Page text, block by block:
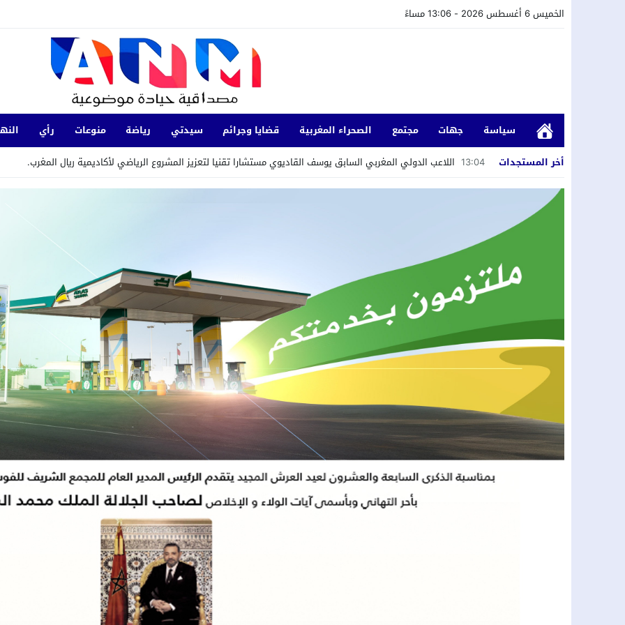
الخميس 6 أغسطس 2026 - 13:06 مساءً
سياسة جهات مجتمع الصحراء المغربية قضايا وجرائم سيدتي رياضة منوعات رأي
أخر المستجدات
13:04 اللاعب الدولي المغربي السابق يوسف القاديوي مستشارا تقنيا لتعزيز المشروع الرياضي لأكاديمية ريال المغرب.
12:55 المختبر الوطني للشرطة العلمية والتقنية التابع يحصل على شهادة الاعتماد والمطابقة والجودة بالمعيار الدوليISO/CEI.
00:48 إحباط تهريب 350 كيلوغرامًا من الشيرا بميناء طنجة المتوسط
فيديو يوثق ابتزاز سائحين يطيح بمشتبه فيه
21:01 الفضاء الإقليمي للجمعيات في محطته الآخيرة من سلسلة اللقاءات التشاورية مع الفضاءات الجمعوية بالإقليم
من حماية السيادة في معركة وادي المخازن إلى بناء السيادة الاستراتيجية: المغرب ورهان الحاضر والمستقبل
15:23 بسبب تدهور الأوضاع المهنية والاجتماعية والطرد والتسريح.. حراس الأمن الخاص يحتجون أمام وزارة الصحة.
الطريقة القادرية البودشيشية تحيي الذكرى الأولى لانتقال القطب الرباني مولاي جمال الدين القادري البودشيشي